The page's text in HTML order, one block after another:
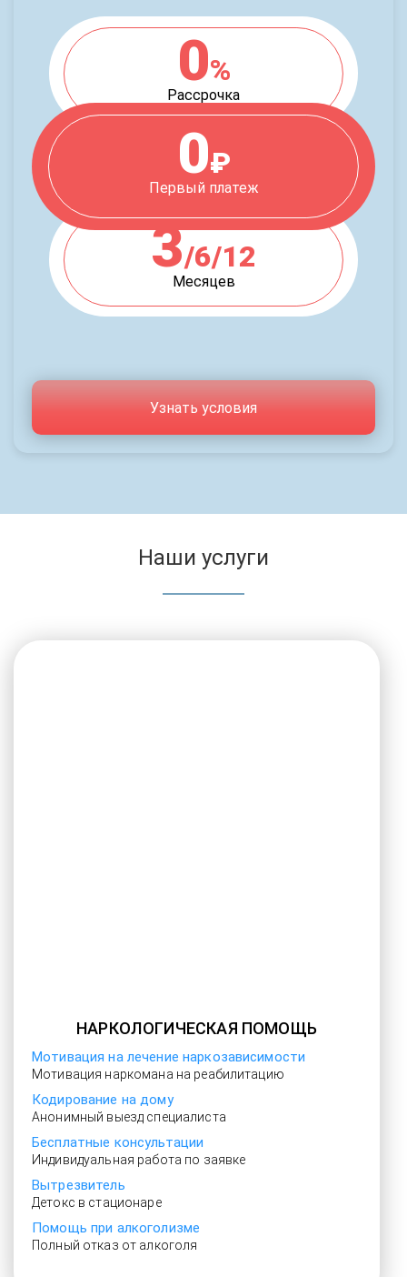
0%
Рассрочка
0₽
Первый платеж
3/6/12
Месяцев
Узнать условия
Наши услуги
НАРКОЛОГИЧЕСКАЯ ПОМОЩЬ
Мотивация на лечение наркозависимости
Мотивация наркомана на реабилитацию
Кодирование на дому
Анонимный выезд специалиста
Бесплатные консультации
Индивидуальная работа по заявке
Вытрезвитель
Детокс в стационаре
Помощь при алкоголизме
Полный отказ от алкоголя